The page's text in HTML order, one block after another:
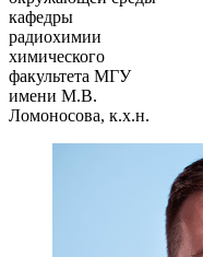
кафедры
радиохимии
химического
факультета МГУ
имени М.В.
Ломоносова, к.х.н.